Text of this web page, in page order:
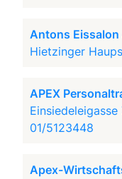
Antons
Hietzinger
APEX
Einsiedeleigasse
01/5123448
Apex-